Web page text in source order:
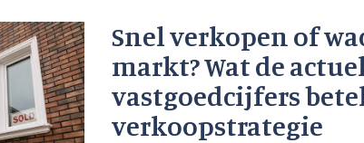
Snel verkopen of
markt? Wat de
vastgoedcijfers
verkoopstrategie